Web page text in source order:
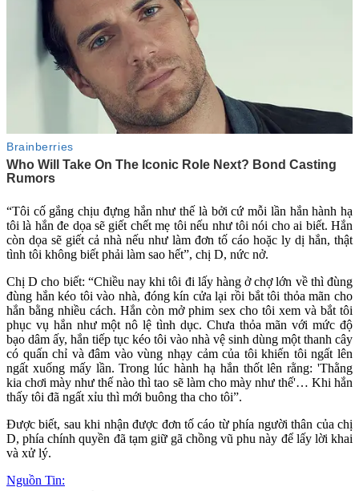
“Tôi cố gắng chịu đựng hắn như thế là bởi cứ mỗi lần hắn hành hạ
tôi là hắn đe dọa sẽ giết chết mẹ tôi nếu như tôi nói cho ai biết. Hắn
còn dọa sẽ giết cả nhà nếu như làm đơn tố cáo hoặc ly dị hắn, thật
tình tôi không biết phải làm sao hết”, chị D, nức nở.
Chị D cho biết: “Chiều nay khi tôi đi lấy hàng ở chợ lớn về thì đùng
đùng hắn kéo tôi vào nhà, đóng kín cửa lại rồi bắt tôi thỏ‌a mã‌n cho
hắn bằng nhiều cách. Hắn còn mở phim se‌ּx cho tôi xem và bắt tôi
phục vụ hắn như một n‌ô l‌ệ tìn‌ּh dụ‌ּc. Chưa thỏ‌a mã‌n với mức độ
bạo dâ‌m ấy, hắn tiếp tục kéo tôi vào nhà vệ sinh dùng một thanh cây
có quấn chỉ và đâm vào vùng nhạ‌y cả‌m của tôi khiến tôi ngất lên
ngất xuống mấy lần. Trong lúc hành hạ hắn thốt lên rằng: 'Thằng
kia chơi mày như thế nào thì tao sẽ làm cho mày như thế'… Khi hắn
thấy tôi đã ngất xỉu thì mới buông tha cho tôi”.
Được biết, sau khi nhận được đơn tố cáo từ phía người thân của chị
D, phía chính quyền đã tạm giữ gã chồng vũ phu này để lấy lời khai
và xử lý.
Nguồn Tin: